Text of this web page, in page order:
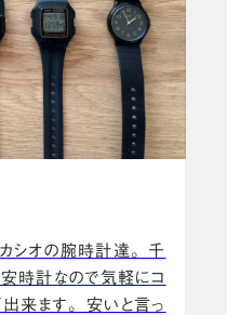
シオの腕時計達。 千
時計なので気軽にコ
出来ます。 安いと言っ